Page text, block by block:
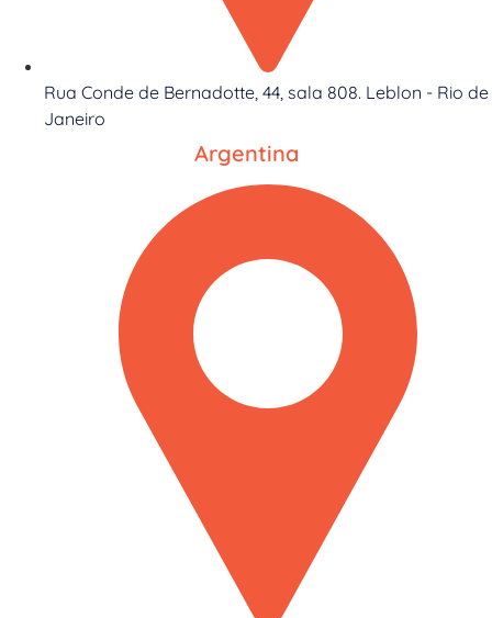
Rua Conde de Bernadotte, 44, sala 808. Leblon - Rio de
Janeiro
Argentina